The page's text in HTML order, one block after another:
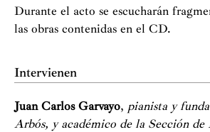
Durante el acto se escucharán
las obras contenidas en el CD.
Intervienen
Juan Carlos Garvayo, pianista y
Arbós, y académico de la Sección de